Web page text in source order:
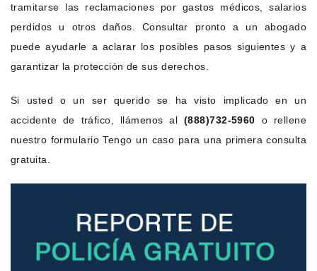
tramitarse las reclamaciones por gastos médicos, salarios
perdidos u otros daños. Consultar pronto a un abogado
puede ayudarle a aclarar los posibles pasos siguientes y a
garantizar la protección de sus derechos.
Si usted o un ser querido se ha visto implicado en un
accidente de tráfico, llámenos al(888)732-5960 o rellene
nuestro formulario Tengo un caso para una primera consulta
gratuita.